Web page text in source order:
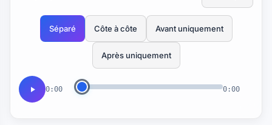
Séparé Côte à côte Avant uniquement
Après uniquement
0:00 0:00